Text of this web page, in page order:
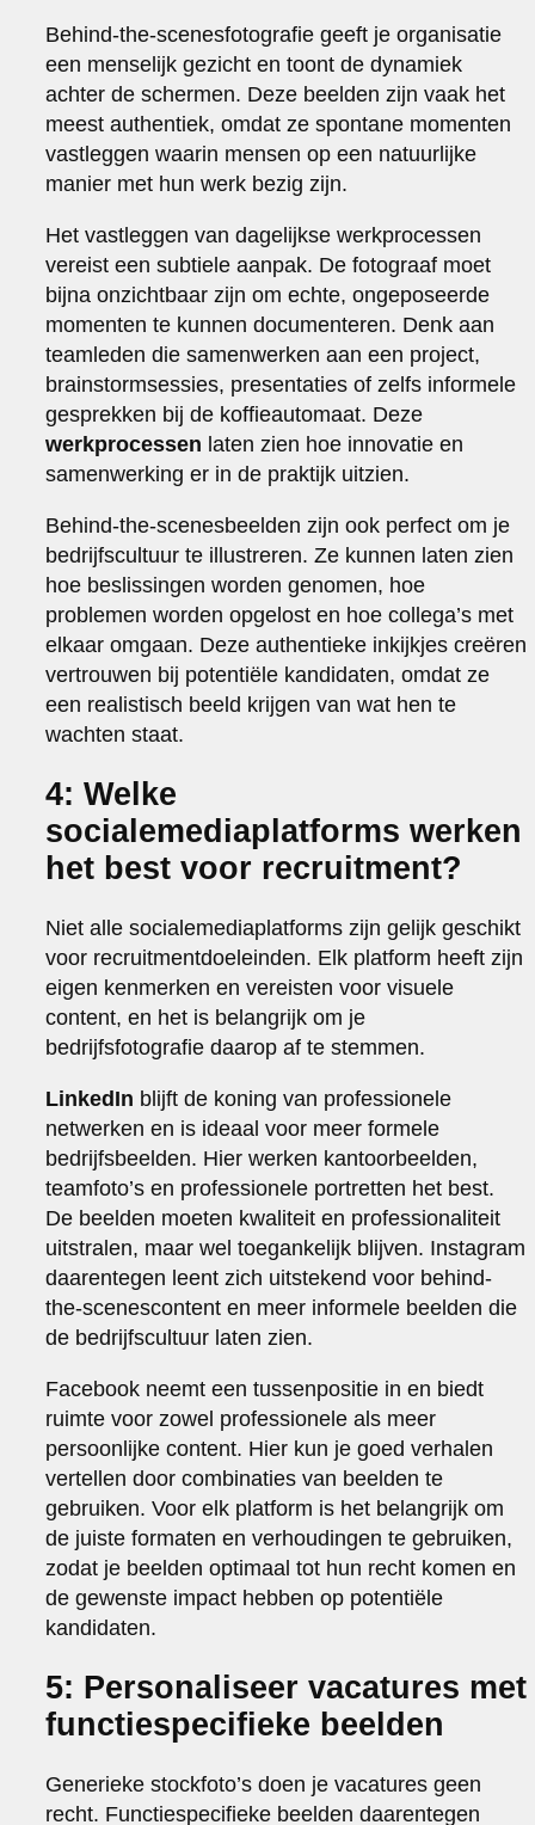
Behind-the-scenesfotografie geeft je organisatie
een menselijk gezicht en toont de dynamiek
achter de schermen. Deze beelden zijn vaak het
meest authentiek, omdat ze spontane momenten
vastleggen waarin mensen op een natuurlijke
manier met hun werk bezig zijn.
Het vastleggen van dagelijkse werkprocessen
vereist een subtiele aanpak. De fotograaf moet
bijna onzichtbaar zijn om echte, ongeposeerde
momenten te kunnen documenteren. Denk aan
teamleden die samenwerken aan een project,
brainstormsessies, presentaties of zelfs informele
gesprekken bij de koffieautomaat. Deze
werkprocessen laten zien hoe innovatie en
samenwerking er in de praktijk uitzien.
Behind-the-scenesbeelden zijn ook perfect om je
bedrijfscultuur te illustreren. Ze kunnen laten zien
hoe beslissingen worden genomen, hoe
problemen worden opgelost en hoe collega’s met
elkaar omgaan. Deze authentieke inkijkjes creëren
vertrouwen bij potentiële kandidaten, omdat ze
een realistisch beeld krijgen van wat hen te
wachten staat.
4: Welke
socialemediaplatforms werken
het best voor recruitment?
Niet alle socialemediaplatforms zijn gelijk geschikt
voor recruitmentdoeleinden. Elk platform heeft zijn
eigen kenmerken en vereisten voor visuele
content, en het is belangrijk om je
bedrijfsfotografie daarop af te stemmen.
LinkedIn blijft de koning van professionele
netwerken en is ideaal voor meer formele
bedrijfsbeelden. Hier werken kantoorbeelden,
teamfoto’s en professionele portretten het best.
De beelden moeten kwaliteit en professionaliteit
uitstralen, maar wel toegankelijk blijven. Instagram
daarentegen leent zich uitstekend voor behind-
the-scenescontent en meer informele beelden die
de bedrijfscultuur laten zien.
Facebook neemt een tussenpositie in en biedt
ruimte voor zowel professionele als meer
persoonlijke content. Hier kun je goed verhalen
vertellen door combinaties van beelden te
gebruiken. Voor elk platform is het belangrijk om
de juiste formaten en verhoudingen te gebruiken,
zodat je beelden optimaal tot hun recht komen en
de gewenste impact hebben op potentiële
kandidaten.
5: Personaliseer vacatures met
functiespecifieke beelden
Generieke stockfoto’s doen je vacatures geen
recht. Functiespecifieke beelden daarentegen